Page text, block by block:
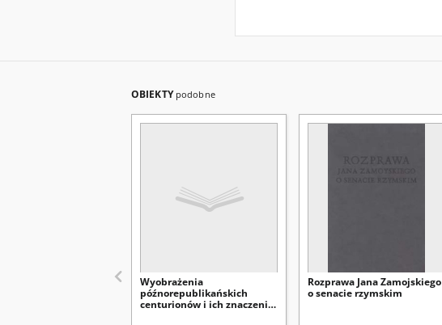
OBIEKTY podobne
Wyobrażenia
późnorepublikańskich
centurionów i ich znaczenie
Rozprawa Jana Zamojskiego
o senacie rzymskim